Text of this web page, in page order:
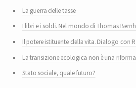
La guerra delle tasse
I libri e i soldi. Nel mondo di Thomas
Il potere istituente della vita. Dialogo con
La transizione ecologica non è una
Stato sociale, quale futuro?